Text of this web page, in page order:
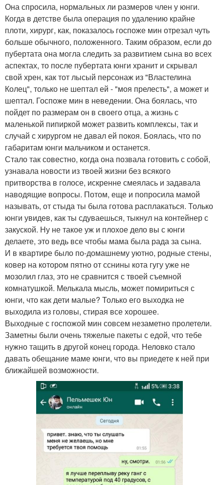
Она спросила, нормальных ли размеров член у юнги.
Когда в детстве была операция по удалению крайне
плоти, хирург, как, показалось госпоже мин отрезал чуть
больше обычного, положенного. Таким образом, если до
пубертата она могла следить за развитием сына во всех
аспектах, то после пубертата юнги хранит и скрывал
свой хрен, как тот лысый персонаж из "Властелина
Колец", только не шептал ей - "моя прелесть", а может и
шептал. Госпоже мин в неведении. Она боялась, что
пойдет по размерам он в своего отца, а жизнь с
маленькой пипиркой может развить комплексы, так и
случай с хирургом не давал ей покоя. Боялась, что по
габаритам юнги мальчиком и останется.
Стало так совестно, когда она позвала готовить с собой,
узнавала новости из твоей жизни без всякого
притворства в голосе, искренне смеялась и задавала
наводящие вопросы. Потом, еще и попросила мамой
называть, от стыда ты была готова расплакаться. Только
юнги увидев, как ты сдуваешься, тыкнул на контейнер с
закуской. Ну не такое уж и плохое дело вы с юнги
делаете, это ведь все чтобы мама была рада за сына.
И в квартире было по-домашнему уютно, родные стены,
ковер на котором пятно от сснины кота гугу уже не
мозолил глаз, это не сравнится с твоей съемной
комнатушкой. Мелькала мысль, может помириться с
юнги, что как дети малые? Только его выходка не
выходила из головы, стирая все хорошее.
Выходные с госпожой мин совсем незаметно пролетели.
Заметны были очень тяжелые пакеты с едой, что тебе
нужно тащить в другой конец города. Неловко стало
давать обещание маме юнги, что вы приедете к ней при
ближайшей возможности.